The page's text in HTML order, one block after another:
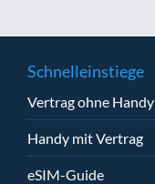
Schnelleinstiege
Vertrag ohne Handy
Handy mit Vertrag
eSIM-Guide